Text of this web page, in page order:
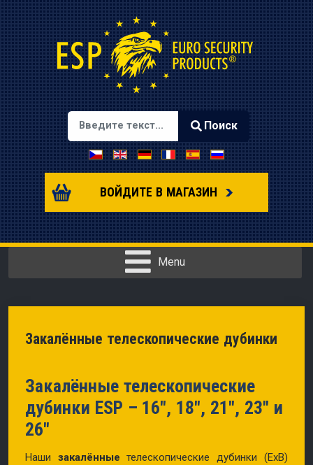
Type 2 or more characters for results.
Поиск
Выберите язык
ВОЙДИТЕ В МАГАЗИН
Menu
Закалённые телескопические дубинки
Закалённые телескопические
дубинки ESP – 16″, 18″, 21″, 23″ и
26″
Наши закалённые телескопические дубинки (ExB)